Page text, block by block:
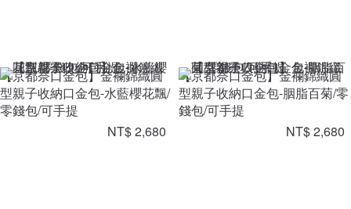
【京都奈口金包】金襴錦織圓
型親子收納口金包-水藍櫻花飄/
零錢包/可手提
NT$ 2,680
【京都奈口金包】金襴錦織圓
型親子收納口金包-胭脂百菊/零
錢包/可手提
NT$ 2,680